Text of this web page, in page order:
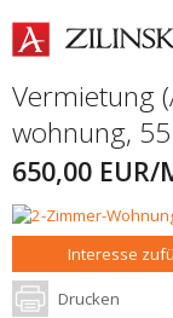
Vermietung
wohnung,
650,00
Interesse
Drucken